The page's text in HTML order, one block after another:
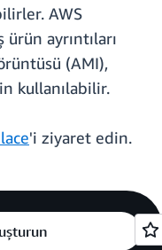
AWS
ayrıntıları
(AMI),
kullanılabilir.
'i ziyaret edin.